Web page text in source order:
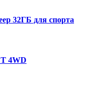
32ГБ для спорта
4WD